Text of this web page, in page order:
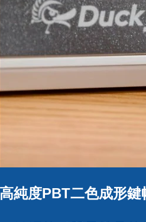
高純度PBT二色成形鍵